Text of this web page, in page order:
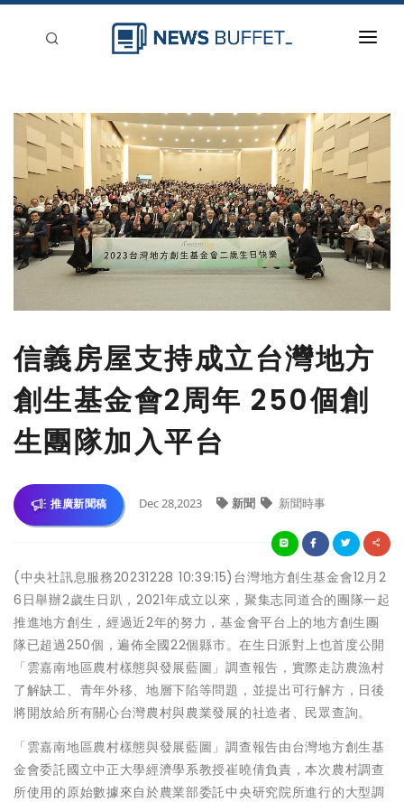
新聞稿分類
登入
刊登
信義房屋支持成立台灣地方
創生基金會2周年 250個創
生團隊加入平台
推廣新聞稿 Dec 28,2023 新聞 新聞時事
(中央社訊息服務20231228 10:39:15)台灣地方創生基金會12月2
6日舉辦2歲生日趴，2021年成立以來，聚集志同道合的團隊一起
推進地方創生，經過近2年的努力，基金會平台上的地方創生團
隊已超過250個，遍佈全國22個縣市。在生日派對上也首度公開
「雲嘉南地區農村樣態與發展藍圖」調查報告，實際走訪農漁村
了解缺工、青年外移、地層下陷等問題，並提出可行解方，日後
將開放給所有關心台灣農村與農業發展的社造者、民眾查詢。
「雲嘉南地區農村樣態與發展藍圖」調查報告由台灣地方創生基
金會委託國立中正大學經濟學系教授崔曉倩負責，本次農村調查
所使用的原始數據來自於農業部委託中央研究院所進行的大型調